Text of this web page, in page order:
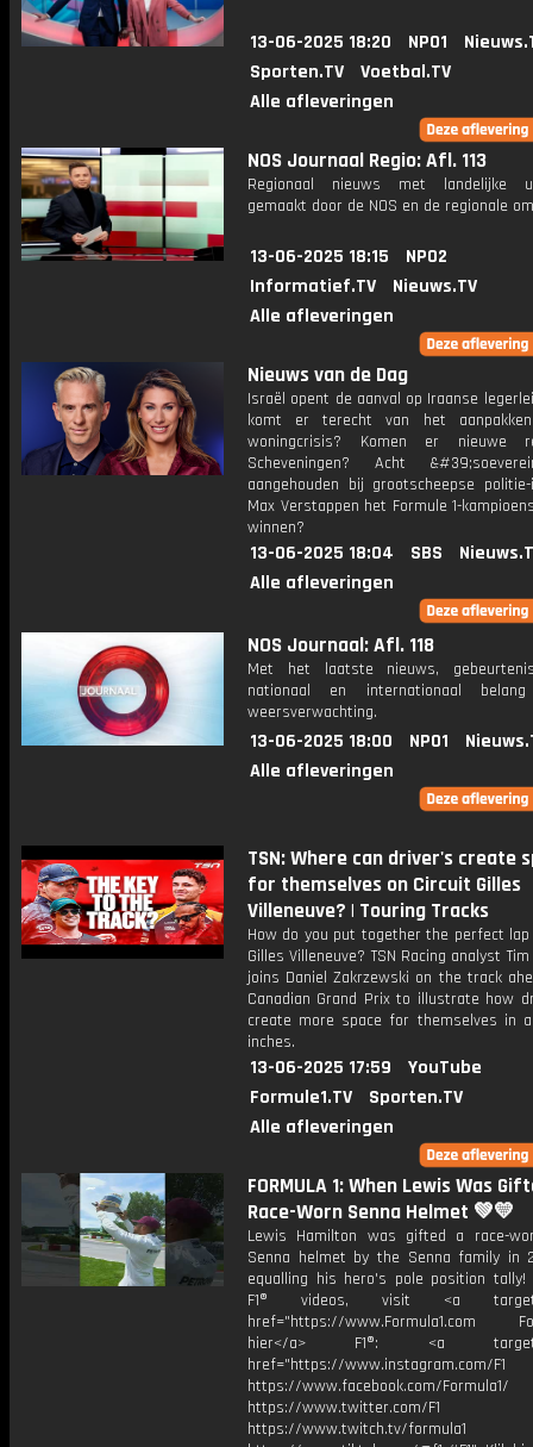
13-06-2025 18:20 NPO1
Sporten.TV
Voetbal.TV
Alle afleveringen
NOS Journaal Regio: Afl. 113
Regionaal nieuws met landelijke
gemaakt door de NOS en de regionale
13-06-2025 18:15
NPO2
Informatief.TV
Nieuws.TV
Alle afleveringen
Nieuws van de Dag
Israël opent de aanval op Iraanse
komt er terecht van het
woningcrisis? Komen er nieuwe
Scheveningen? Acht
aangehouden bij grootscheepse politie-
Max Verstappen het Formule 1-
winnen?
13-06-2025 18:04 SBS
Alle afleveringen
NOS Journaal: Afl. 118
Met het laatste nieuws,
nationaal en internationaal
weersverwachting.
13-06-2025 18:00 NPO1
Alle afleveringen
TSN: Where can driver's create
for themselves on Circuit Gilles
Villeneuve? | Touring Tracks
How do you put together the perfect
Gilles Villeneuve? TSN Racing analyst
joins Daniel Zakrzewski on the track
Canadian Grand Prix to illustrate how
create more space for themselves in
inches.
13-06-2025 17:59
YouTube
Formule1.TV
Sporten.TV
Alle afleveringen
FORMULA 1: When Lewis Was
Race-Worn Senna Helmet 💚💛
Lewis Hamilton was gifted a race-
Senna helmet by the Senna family in
equalling his hero's pole position tally!
F1® videos, visit <a
href="https://www.Formula1.com
hier</a> F1®: <a
href="https://www.instagram.com/F1
https://www.facebook.com/Formula1/
https://www.twitter.com/F1
https://www.twitch.tv/formula1